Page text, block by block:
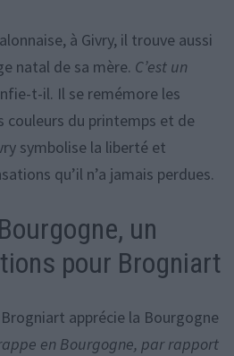
à Givry, il trouve aussi
natal de sa mère. C’est un
t-il. Il se remémore les
couleurs du printemps et de
symbolise la liberté et
qu’il n’a jamais perdues.
un
pour Brogniart
apprécie la Bourgogne
en Bourgogne, par rapport